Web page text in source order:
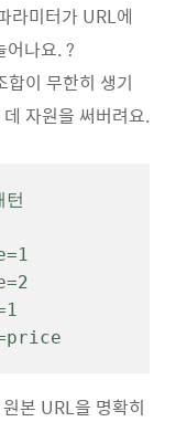
라미터가 URL에
어나요. ?
이 무한히 생기
자원을 써버려요.
본 URL을 명확히